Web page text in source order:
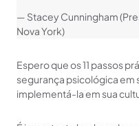
— Stacey Cunningham
Nova York)
Espero que os 11 passos
segurança psicológica em
implementá-la em sua